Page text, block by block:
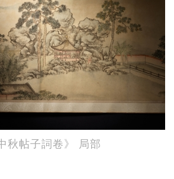
秋帖子詞卷》 局部